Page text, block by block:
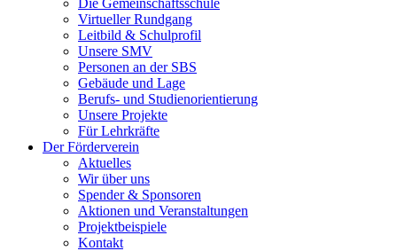
Die Gemeinschaftsschule
Virtueller Rundgang
Leitbild & Schulprofil
Unsere SMV
Personen an der SBS
Gebäude und Lage
Berufs- und Studienorientierung
Unsere Projekte
Für Lehrkräfte
Der Förderverein
Aktuelles
Wir über uns
Spender & Sponsoren
Aktionen und Veranstaltungen
Projektbeispiele
Kontakt